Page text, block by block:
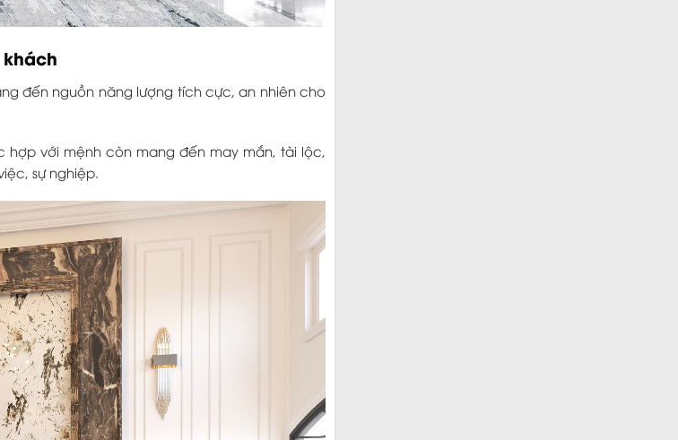
đến nguồn năng lượng tích cực, an nhiên cho
hợp với mệnh còn mang đến may mắn, tài lộc,
sự nghiệp.